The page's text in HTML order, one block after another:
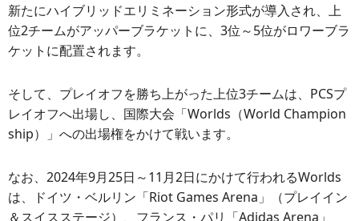
新たにハイブリッドエリミネーション形式が導入され、上
位2チームがアッパーブラケットに、3位～5位がロワーブラ
ケットに配置されます。
そして、プレイオフを勝ち上がった上位3チームは、PCSプ
レイオフへ出場し、国際大会「Worlds（World Champion
ship）」への出場権をかけて戦います。
なお、2024年9月25日～11月2日にかけて行われるWorlds
は、ドイツ・ベルリン「Riot Games Arena」（プレイイン
＆スイスステージ）、フランス・パリ「Adidas Arena」